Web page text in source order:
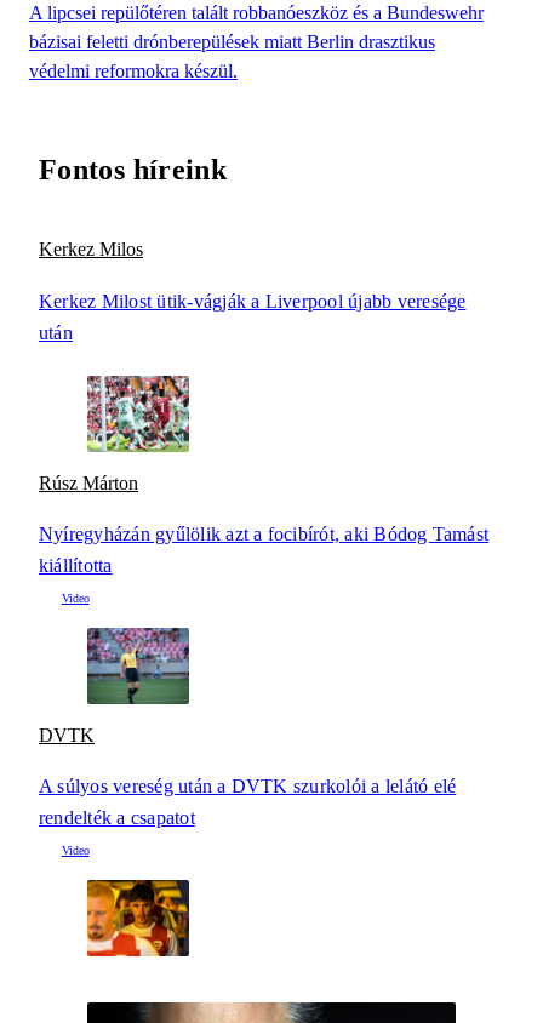
A lipcsei repülőtéren talált robbanóeszköz és a Bundeswehr
bázisai feletti drónberepülések miatt Berlin drasztikus
védelmi reformokra készül.
Fontos híreink
Kerkez Milos
Kerkez Milost ütik-vágják a Liverpool újabb veresége
után
Rúsz Márton
Nyíregyházán gyűlölik azt a focibírót, aki Bódog Tamást
kiállította
DVTK
A súlyos vereség után a DVTK szurkolói a lelátó elé
rendelték a csapatot